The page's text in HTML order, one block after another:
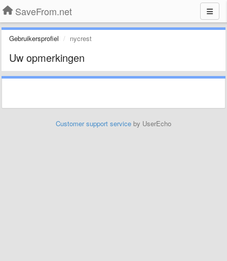
SaveFrom.net
Gebruikersprofiel nycrest
Uw opmerkingen
Customer support service by UserEcho